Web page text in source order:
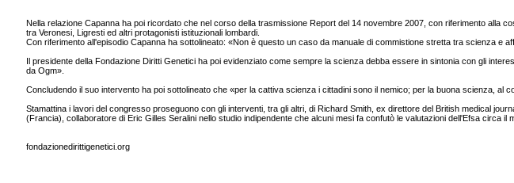
Nella relazione Capanna ha poi ricordato che nel corso della trasmissione Report del 14 novembre 2007, con riferimento
tra Veronesi, Ligresti ed altri protagonisti istituzionali lombardi.
Con riferimento all'episodio Capanna ha sottolineato: «Non è questo un caso da manuale di commistione stretta tra scienza e
Il presidente della Fondazione Diritti Genetici ha poi evidenziato come sempre la scienza debba essere in sintonia con gli
da Ogm».
Concludendo il suo intervento ha poi sottolineato che «per la cattiva scienza i cittadini sono il nemico; per la buona scienza, al
Stamattina i lavori del congresso proseguono con gli interventi, tra gli altri, di Richard Smith, ex direttore del British medical
(Francia), collaboratore di Eric Gilles Seralini nello studio indipendente che alcuni mesi fa confutò le valutazioni dell'Efsa circa il
fondazionedirittigenetici.org